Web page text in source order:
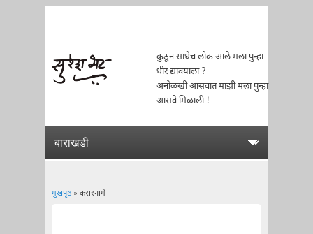
कुठून साधेच लोक आले मला पुन्हा
धीर द्यावयाला ?
अनोळखी आसवांत माझी मला पुन्हा
आसवे मिळाली !
मुखपृष्ठ» करारनामे